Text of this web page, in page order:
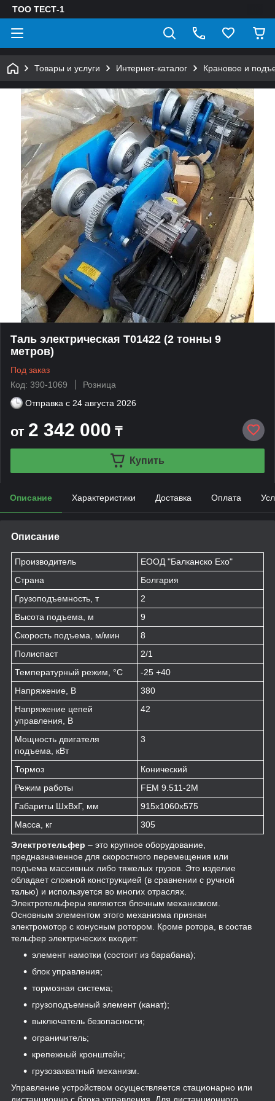
ТОО ТЕСТ-1
Товары и услуги Интернет-каталог Крановое и
Таль электрическая Т01422 (2 тонны 9
метров)
Под заказ
Код: 390-1069
Розница
Отправка с 24 августа 2026
от 2 342 000 ₸
Купить
Описание Характеристики Доставка Оплата
Описание
Производитель
ЕООД "Балканско Ехо"
Страна
Болгария
Грузоподъемность, т
2
Высота подъема, м
9
Скорость подъема, м/мин
8
Полиспаст
2/1
Температурный режим, °С
-25 +40
Напряжение, В
380
Напряжение цепей
управления, В
42
Мощность двигателя
подъема, кВт
3
Тормоз
Конический
Режим работы
FEM 9.511-2М
Габариты ШхВхГ, мм
915х1060х575
Масса, кг
305
Электротельфер – это крупное оборудование,
предназначенное для скоростного перемещения или
подъема массивных либо тяжелых грузов. Это изделие
обладает сложной конструкцией (в сравнении с ручной
талью) и используется во многих отраслях.
Электротельферы являются блочным механизмом.
Основным элементом этого механизма признан
электромотор с конусным ротором. Кроме ротора, в состав
тельфер электрических входит:
элемент намотки (состоит из барабана);
блок управления;
тормозная система;
грузоподъемный элемент (канат);
выключатель безопасности;
ограничитель;
крепежный кронштейн;
грузозахватный механизм.
Управление устройством осуществляется стационарно или
дистанционно с блока управления. Для дистанционного